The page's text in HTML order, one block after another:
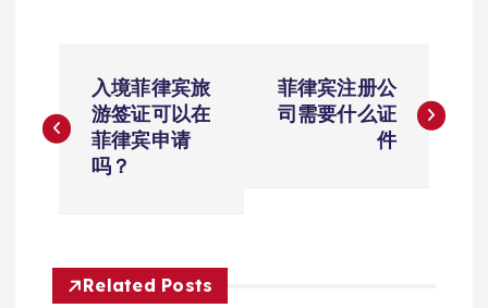
章
入境菲律宾旅
游签证可以在
菲律宾申请
吗？
菲律宾注册公
司需要什么证
件
Related Posts